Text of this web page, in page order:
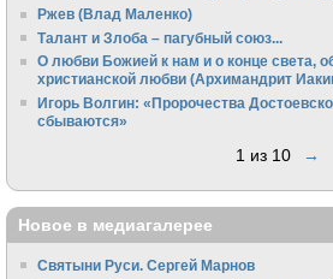
Ржев (Влад Маленко)
Талант и Злоба – пагубный союз...
О любви Божией к нам и о конце света,
христианской любви (Архимандрит
Игорь Волгин: «Пророчества
сбываются»
1 из 10 →
Новое в медиагалерее
Святыни Руси. Сергей Марнов